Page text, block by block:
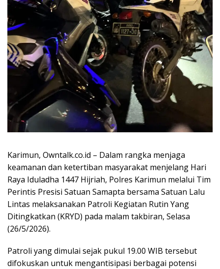
Karimun, Owntalk.co.id – Dalam rangka menjaga
keamanan dan ketertiban masyarakat menjelang Hari
Raya Iduladha 1447 Hijriah, Polres Karimun melalui Tim
Perintis Presisi Satuan Samapta bersama Satuan Lalu
Lintas melaksanakan Patroli Kegiatan Rutin Yang
Ditingkatkan (KRYD) pada malam takbiran, Selasa
(26/5/2026).
Patroli yang dimulai sejak pukul 19.00 WIB tersebut
difokuskan untuk mengantisipasi berbagai potensi